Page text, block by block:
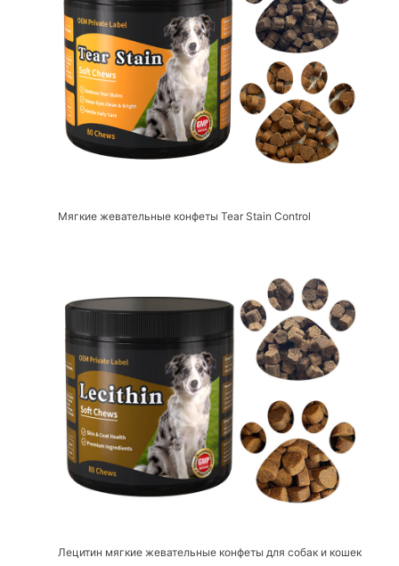
Мягкие жевательные конфеты Tear Stain Control
Лецитин мягкие жевательные конфеты для собак и кошек